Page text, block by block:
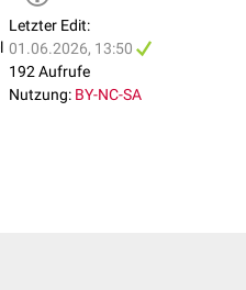
von SMO (z.B. durch GLI-
sind SMO-Mutationen der
Vismodegib-Therapie.
Letzter Edit:
01.06.2026, 13:50
192 Aufrufe
Nutzung: BY-NC-SA